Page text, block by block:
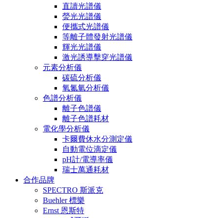
直讀光譜儀
熒光光譜儀
便攜式光譜儀
等離子體發射光譜儀
輝光光譜儀
激光誘導擊穿光譜儀
元素分析儀
碳硫分析儀
氧氮氫分析儀
色譜分析儀
離子色譜儀
離子色譜耗材
電化學分析儀
卡爾費休水分測定儀
自動電位滴定儀
pH計/電導率儀
瑞士萬通耗材
合作品牌
SPECTRO 斯派克
Buehler 標樂
Ernst 恩斯特